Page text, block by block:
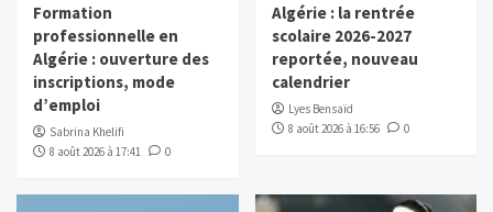
Formation
professionnelle en
Algérie : ouverture des
inscriptions, mode
d’emploi
Sabrina Khelifi
8 août 2026 à 17:41
0
Algérie : la rentrée
scolaire 2026-2027
reportée, nouveau
calendrier
Lyes Bensaïd
8 août 2026 à 16:56
0